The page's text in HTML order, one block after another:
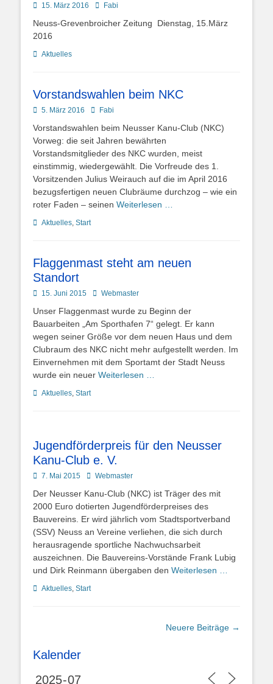
Posted
15. März 2016 AutorFabi
Neuss-Grevenbroicher Zeitung Dienstag, 15.März
2016
Kategorien
Aktuelles
Vorstandswahlen beim NKC
Posted
5. März 2016 AutorFabi
Vorstandswahlen beim Neusser Kanu-Club (NKC)
Vorweg: die seit Jahren bewährten
Vorstandsmitglieder des NKC wurden, meist
einstimmig, wiedergewählt. Die Vorfreude des 1.
Vorsitzenden Julius Weirauch auf die im April 2016
bezugsfertigen neuen Clubräume durchzog – wie ein
roter Faden – seinen Weiterlesen …
Kategorien
Aktuelles, Start
Flaggenmast steht am neuen
Standort
Posted
15. Juni 2015 AutorWebmaster
Unser Flaggenmast wurde zu Beginn der
Bauarbeiten „Am Sporthafen 7“ gelegt. Er kann
wegen seiner Größe vor dem neuen Haus und dem
Clubraum des NKC nicht mehr aufgestellt werden. Im
Einvernehmen mit dem Sportamt der Stadt Neuss
wurde ein neuer Weiterlesen …
Kategorien
Aktuelles, Start
Jugendförderpreis für den Neusser
Kanu-Club e. V.
Posted
7. Mai 2015 AutorWebmaster
Der Neusser Kanu-Club (NKC) ist Träger des mit
2000 Euro dotierten Jugendförderpreises des
Bauvereins. Er wird jährlich vom Stadtsportverband
(SSV) Neuss an Vereine verliehen, die sich durch
herausragende sportliche Nachwuchsarbeit
auszeichnen. Die Bauvereins-Vorstände Frank Lubig
und Dirk Reinmann übergaben den Weiterlesen …
Kategorien
Aktuelles, Start
Neuere Beiträge →
Kalender